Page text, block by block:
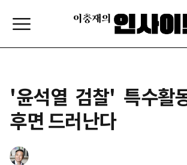
'윤석열 검찰' 특수활
후면 드러난다